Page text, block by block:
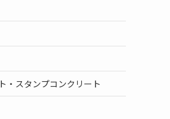
・スタンプコンクリート